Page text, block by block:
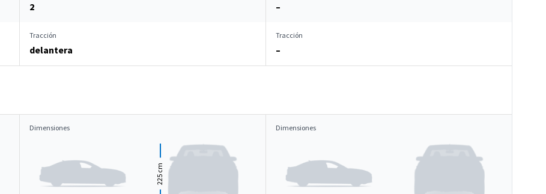
2 –
Tracción
delantera
Tracción
–
Dimensiones
225
cm
Dimensiones